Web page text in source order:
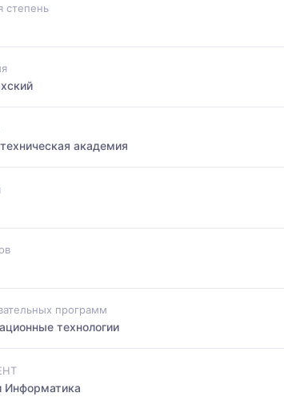
степень
академия
программ
технологии
Информатика